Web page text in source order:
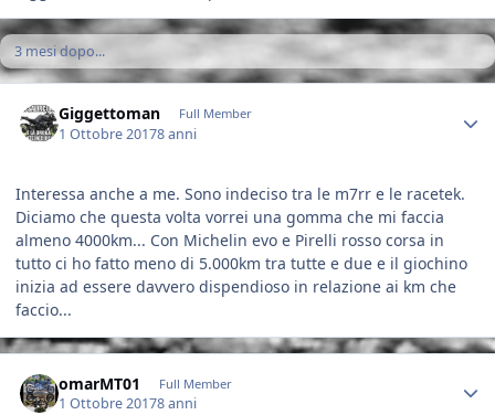
3 mesi dopo...
Giggettoman Full Member
1 Ottobre 20178 anni
Interessa anche a me. Sono indeciso tra le m7rr e le racetek.
Diciamo che questa volta vorrei una gomma che mi faccia
almeno 4000km... Con Michelin evo e Pirelli rosso corsa in
tutto ci ho fatto meno di 5.000km tra tutte e due e il giochino
inizia ad essere davvero dispendioso in relazione ai km che
faccio...
omarMT01 Full Member
1 Ottobre 20178 anni